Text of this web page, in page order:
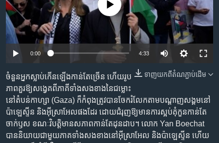
ចូល​
ទៅ​
ទំព័រ​
សម្ព័ន្ធ​
និង​
ចូល​
ទៅ​
កាន់​
ទំព័រ​
ស្វែង​
វិទ្យុ / ផតខាសថ៍
កម្មវិធីទាំងអស់
Khmer English
បណ្តាញ​សង្គម
ភាសា
No media source currently available
0:00 4:33
ទាញ​យក​ពី​តំណភ្ជាប់​ដើម
ចំនួន​អ្នក​ស្លាប់​កើនឡើង​កាន់​តែ​ច្រើន ហើយ​រូប
ភាព​គួរ​ឱ្យ​សង្វេគ​ពី​ភាគី​ទាំងសងខាង​នៃ​ជម្លោះ​
នៅ​តំបន់​កាហ្សា (Gaza) ក៏​កំពុង​ត្រូវ​បាន​ចែករំលែក​តាម​បណ្តាញ​សង្គម​នៅ​
ប៉ាឡេស្ទីន និង​អ៊ីស្រាអែល​ផង​ដែរ ដោយ​ជំរុញ​ឱ្យ​មាន​ការ​ស្អប់​គុំកួន​​កាន់​តែ​
ចាក់ឫស​ ខណៈ​វិបត្តិ​មាន​សភាព​កាន់​តែ​ដុនដាប។ លោក Yan Boechat
បាន​និយាយ​ជាមួយ​ភាគទាំង​សង​ខាង​នៅ​អ៊ីស្រាអែល និង​ប៉ាឡេស្ទីន ហើយ​